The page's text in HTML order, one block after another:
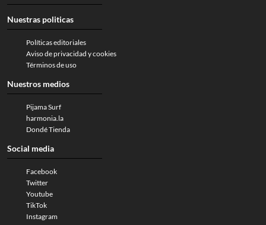
Nuestras politicas
Políticas editoriales
Aviso de privacidad y cookies
Términos de uso
Nuestros medios
Pijama Surf
harmonia.la
Dondé Tienda
Social media
Facebook
Twitter
Youtube
TikTok
Instagram